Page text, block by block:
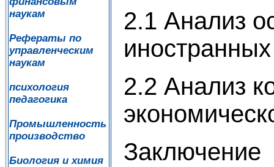
наукам
Рефераты по
управленческим
наукам
психология
педагогика
Промышленность
производство
Биология и химия
2.1 Анализ
2.2 Анализ
Заключение